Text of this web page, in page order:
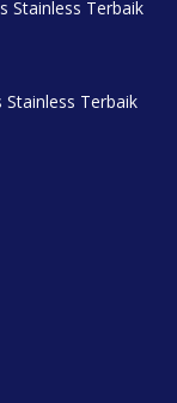
Stainless Terbaik
Stainless Terbaik